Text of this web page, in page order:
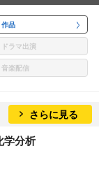
作品
ドラマ出演
音楽配信
さらに見る
学分析